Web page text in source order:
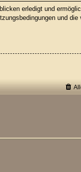
erledigt und
und